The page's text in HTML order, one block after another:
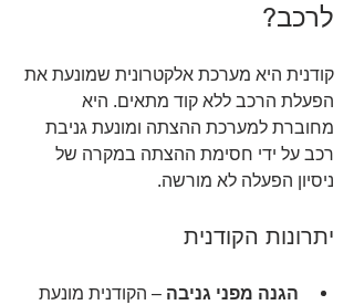
לרכב?
קודנית היא מערכת אלקטרונית שמונעת את
הפעלת הרכב ללא קוד מתאים. היא
מחוברת למערכת ההצתה ומונעת גניבת
רכב על ידי חסימת ההצתה במקרה של
ניסיון הפעלה לא מורשה.
יתרונות הקודנית
הגנה מפני גניבה – הקודנית מונעת